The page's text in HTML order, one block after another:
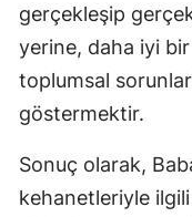
gerçekleşip
yerine, daha iyi
toplumsal
göstermektir.
Sonuç olarak,
kehanetleriyle